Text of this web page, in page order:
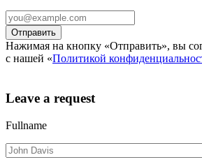
Нажимая на кнопку «Отправить», вы
с нашей «Политикой
Leave a request
Fullname